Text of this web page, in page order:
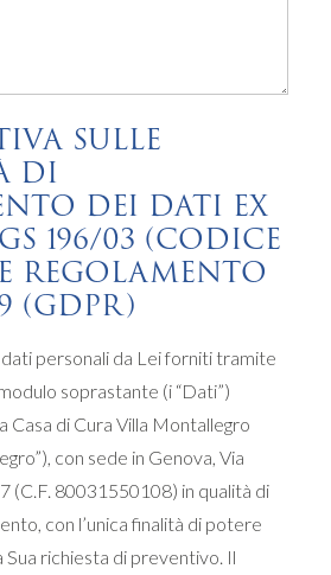
SULLE
DI
DEI DATI EX
196/03 (CODICE
REGOLAMENTO
(GDPR)
personali da Lei forniti tramite
soprastante (i “Dati”)
Casa di Cura Villa Montallegro
con sede in Genova, Via
(C.F. 80031550108) in qualità di
con l’unica finalità di potere
richiesta di preventivo. Il